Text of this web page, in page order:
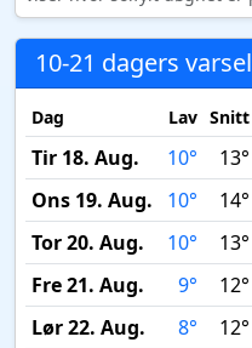
10-21 dagers varsel
Dag Lav Snitt
Tir 18. Aug. 10° 13°
Ons 19. Aug.
10° 14°
Tor 20. Aug.
10° 13°
Fre 21. Aug.
9° 12°
Lør 22. Aug.
8° 12°